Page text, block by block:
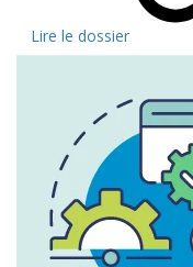
Lire le dossier